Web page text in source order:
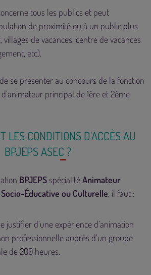
tous les publics et peut
de proximité ou à un public plus
de vacances, centre de vacances
etc).
se présenter au concours de la fonction
principal de 1ère et 2ème
LES CONDITIONS D'ACCÈS AU
BPJEPS ASEC ?
BPJEPSspécialitéAnimateur
Éducative ou Culturelle, il faut :
justifier d’une expérience d’animation
professionnelle auprès d’un groupe
de 200 heures.